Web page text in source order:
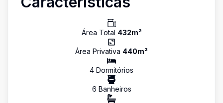
Área Total 432m²
Área Privativa 440m²
4 Dormitórios
6 Banheiros